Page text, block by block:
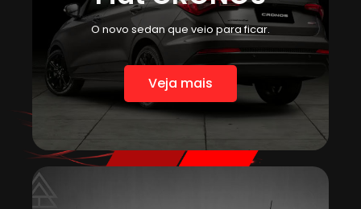
O novo sedan que veio para ficar.
Veja mais